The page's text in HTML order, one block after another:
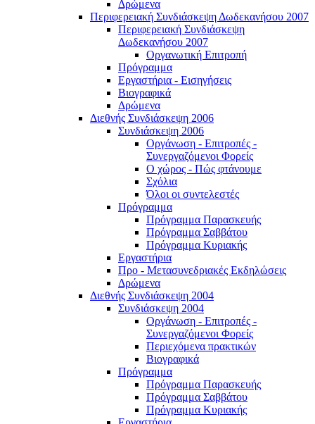
Δρώμενα
Περιφερειακή Συνδιάσκεψη Δωδεκανήσου 2007
Περιφερειακή Συνδιάσκεψη
Δωδεκανήσου 2007
Οργανωτική Επιτροπή
Πρόγραμμα
Εργαστήρια - Εισηγήσεις
Βιογραφικά
Δρώμενα
Διεθνής Συνδιάσκεψη 2006
Συνδιάσκεψη 2006
Οργάνωση - Επιτροπές -
Συνεργαζόμενοι Φορείς
Ο χώρος - Πώς φτάνουμε
Σχόλια
Όλοι οι συντελεστές
Πρόγραμμα
Πρόγραμμα Παρασκευής
Πρόγραμμα Σαββάτου
Πρόγραμμα Κυριακής
Εργαστήρια
Προ - Μετασυνεδριακές Εκδηλώσεις
Δρώμενα
Διεθνής Συνδιάσκεψη 2004
Συνδιάσκεψη 2004
Οργάνωση - Επιτροπές -
Συνεργαζόμενοι Φορείς
Περιεχόμενα πρακτικών
Βιογραφικά
Πρόγραμμα
Πρόγραμμα Παρασκευής
Πρόγραμμα Σαββάτου
Πρόγραμμα Κυριακής